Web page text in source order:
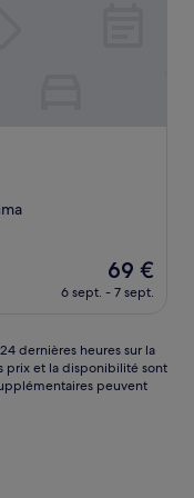
Le
nouveau
de
69 €
69 €
6 sept. - 7 sept.
dernières heures sur la
prix et la disponibilité sont
peuvent